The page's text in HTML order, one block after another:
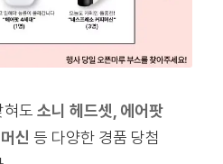
혀도 소니 헤드셋, 에어팟
신 등 다양한 경품 당첨